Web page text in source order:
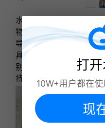
水印云是一款图片编辑软
物的工具。首先，打开水
导入你想要处理的照片。
具选择并涂抹掉照片中不
别功能会帮助你更精确地
持背景的自然和连贯。
打
10W+用户都在
现